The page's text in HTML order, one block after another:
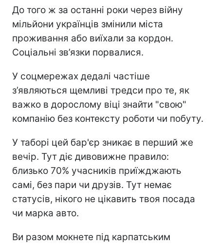
До того ж за останні роки через війну
мільйони українців змінили міста
проживання або виїхали за кордон.
Соціальні зв’язки порвалися.
У соцмережах дедалі частіше
з’являються щемливі тредси про те, як
важко в дорослому віці знайти "свою"
компанію без контексту роботи чи побуту.
У таборі цей бар'єр зникає в перший же
вечір. Тут діє дивовижне правило:
близько 70% учасників приїжджають
самі, без пари чи друзів. Тут немає
статусів, нікого не цікавить твоя посада
чи марка авто.
Ви разом мокнете під карпатським